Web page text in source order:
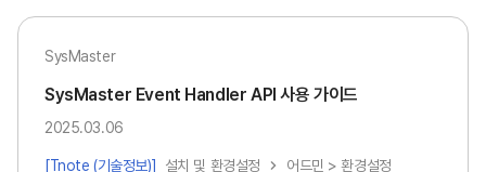
SysMaster
SysMaster Event Handler API 사용 가이드
2025.03.06
[Tnote (기술정보)] 설치 및 환경설정 어드민 > 환경설정